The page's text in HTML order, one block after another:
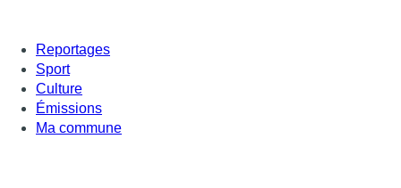
Reportages
Sport
Culture
Émissions
Ma commune